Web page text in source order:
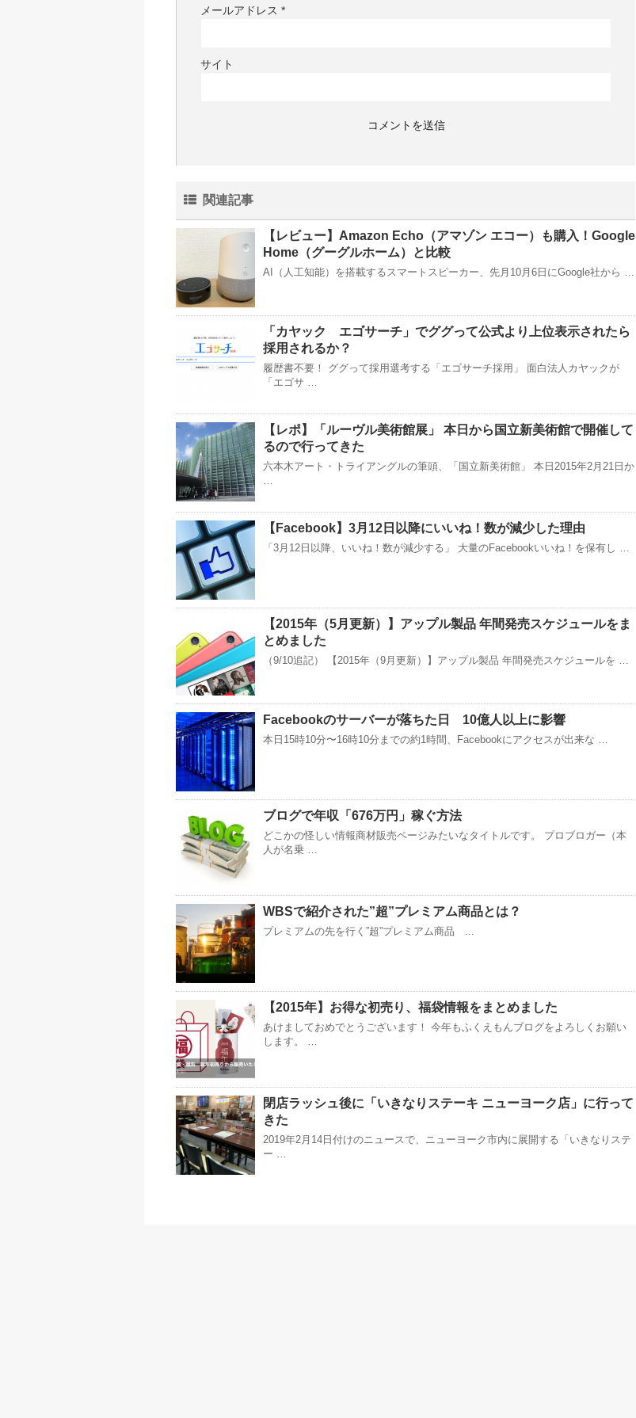
メールアドレス *
サイト
関連記事
【レビュー】Amazon Echo（アマゾン エコー）も購入！Google
Home（グーグルホーム）と比較
AI（人工知能）を搭載するスマートスピーカー、先月10月6日にGoogle社から …
「カヤック エゴサーチ」でググって公式より上位表示されたら
採用されるか？
履歴書不要！ ググって採用選考する「エゴサーチ採用」 面白法人カヤックが
「エゴサ …
【レポ】「ルーヴル美術館展」 本日から国立新美術館で開催して
るので行ってきた
六本木アート・トライアングルの筆頭、「国立新美術館」 本日2015年2月21日か
【Facebook】3月12日以降にいいね！数が減少した理由
「3月12日以降、いいね！数が減少する」 大量のFacebookいいね！を保有し …
【2015年（5月更新）】アップル製品 年間発売スケジュールをま
とめました
（9/10追記） 【2015年（9月更新）】アップル製品 年間発売スケジュールを …
Facebookのサーバーが落ちた日 10億人以上に影響
本日15時10分〜16時10分までの約1時間、Facebookにアクセスが出来な …
ブログで年収「676万円」稼ぐ方法
どこかの怪しい情報商材販売ページみたいなタイトルです。 プロブロガー（本
人が名乗 …
WBSで紹介された”超”プレミアム商品とは？
プレミアムの先を行く”超”プレミアム商品 …
【2015年】お得な初売り、福袋情報をまとめました
あけましておめでとうございます！ 今年もふくえもんブログをよろしくお願い
します。 …
閉店ラッシュ後に「いきなりステーキ ニューヨーク店」に行って
きた
2019年2月14日付けのニュースで、ニューヨーク市内に展開する「いきなりステ
ー …